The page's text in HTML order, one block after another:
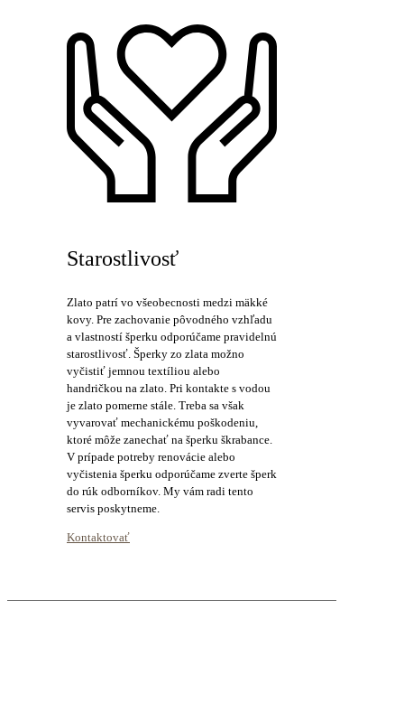
Starostlivosť
Zlato patrí vo všeobecnosti medzi mäkké
kovy. Pre zachovanie pôvodného vzhľadu
a vlastností šperku odporúčame pravidelnú
starostlivosť. Šperky zo zlata možno
vyčistiť jemnou textíliou alebo
handričkou na zlato. Pri kontakte s vodou
je zlato pomerne stále. Treba sa však
vyvarovať mechanickému poškodeniu,
ktoré môže zanechať na šperku škrabance.
V prípade potreby renovácie alebo
vyčistenia šperku odporúčame zverte šperk
do rúk odborníkov. My vám radi tento
servis poskytneme.
Kontaktovať